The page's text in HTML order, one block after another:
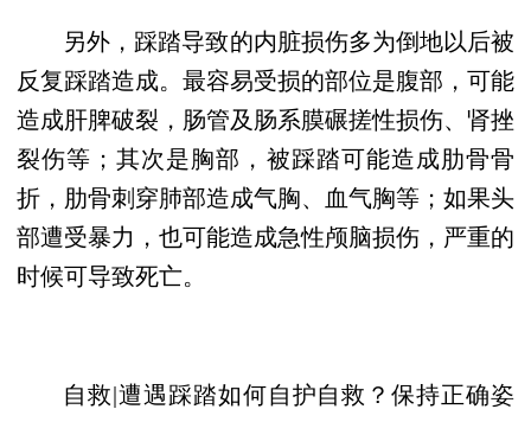
另外，踩踏导致的内脏损伤多为倒地以后被
反复踩踏造成。最容易受损的部位是腹部，可能
造成肝脾破裂，肠管及肠系膜碾搓性损伤、肾挫
裂伤等；其次是胸部，被踩踏可能造成肋骨骨
折，肋骨刺穿肺部造成气胸、血气胸等；如果头
部遭受暴力，也可能造成急性颅脑损伤，严重的
时候可导致死亡。
自救|遭遇踩踏如何自护自救？保持正确姿